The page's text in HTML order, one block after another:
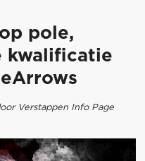
pole,
kwalificatie
Verstappen Info Page